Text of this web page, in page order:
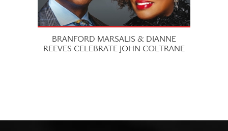
BRANFORD MARSALIS & DIANNE
REEVES CELEBRATE JOHN COLTRANE